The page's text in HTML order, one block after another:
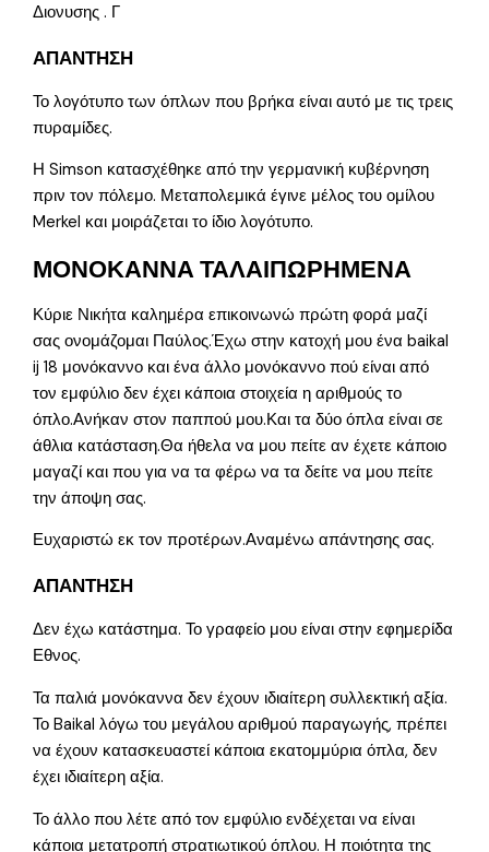
Διονυσης . Γ
ΑΠΑΝΤΗΣΗ
Το λογότυπο των όπλων που βρήκα είναι αυτό με τις τρεις
πυραμίδες.
Η Simson κατασχέθηκε από την γερμανική κυβέρνηση
πριν τον πόλεμο. Μεταπολεμικά έγινε μέλος του ομίλου
Merkel και μοιράζεται το ίδιο λογότυπο.
ΜΟΝΟΚΑΝΝΑ ΤΑΛΑΙΠΩΡΗΜΕΝΑ
Κύριε Νικήτα καλημέρα επικοινωνώ πρώτη φορά μαζί
σας ονομάζομαι Παύλος.Έχω στην κατοχή μου ένα baikal
ij 18 μονόκαννο και ένα άλλο μονόκαννο πού είναι από
τον εμφύλιο δεν έχει κάποια στοιχεία η αριθμούς το
όπλο.Ανήκαν στον παππού μου.Και τα δύο όπλα είναι σε
άθλια κατάσταση.Θα ήθελα να μου πείτε αν έχετε κάποιο
μαγαζί και που για να τα φέρω να τα δείτε να μου πείτε
την άποψη σας.
Ευχαριστώ εκ τον προτέρων.Αναμένω απάντησης σας.
ΑΠΑΝΤΗΣΗ
Δεν έχω κατάστημα. Το γραφείο μου είναι στην εφημερίδα
Εθνος.
Τα παλιά μονόκαννα δεν έχουν ιδιαίτερη συλλεκτική αξία.
Το Baikal λόγω του μεγάλου αριθμού παραγωγής, πρέπει
να έχουν κατασκευαστεί κάποια εκατομμύρια όπλα, δεν
έχει ιδιαίτερη αξία.
Το άλλο που λέτε από τον εμφύλιο ενδέχεται να είναι
κάποια μετατροπή στρατιωτικού όπλου. Η ποιότητα της